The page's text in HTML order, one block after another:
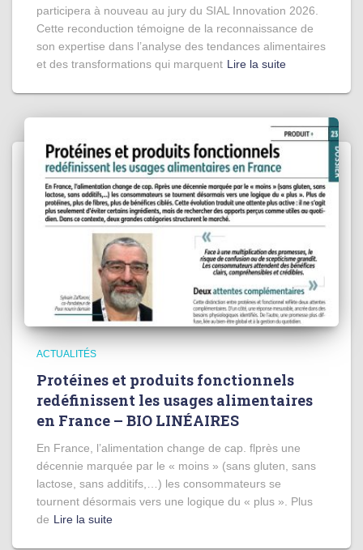
participera à nouveau au jury du SIAL Innovation 2026.
Cette reconduction témoigne de la reconnaissance de
son expertise dans l’analyse des tendances alimentaires
et des transformations qui marquent Lire la suite
ACTUALITÉS
Protéines et produits fonctionnels
redéfinissent les usages alimentaires
en France – BIO LINÉAIRES
En France, l’alimentation change de cap. flprès une
décennie marquée par le « moins » (sans gluten, sans
lactose, sans additifs,…) les consommateurs se
tournent désormais vers une logique du « plus ». Plus
de Lire la suite